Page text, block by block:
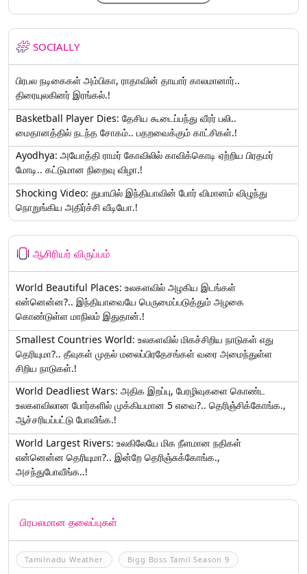
SOCIALLY
பிரபல நடிகைகள் அம்பிகா, ராதாவின் தாயார் காலமானார்..
திரையுலகினர் இரங்கல்.!
Basketball Player Dies: தேசிய கூடைப்பந்து வீரர் பலி..
மைதானத்தில் நடந்த சோகம்.. பதறவைக்கும் காட்சிகள்.!
Ayodhya: அயோத்தி ராமர் கோவிலில் காவிக்கொடி ஏற்றிய பிரதமர்
மோடி.. கட்டுமான நிறைவு விழா.!
Shocking Video: துபாயில் இந்தியாவின் போர் விமானம் விழுந்து
நொறுங்கிய அதிர்ச்சி வீடியோ.!
ஆசிரியர் விருப்பம்
World Beautiful Places: உலகளவில் அழகிய இடங்கள்
என்னென்ன?.. இந்தியாவையே பெருமைப்படுத்தும் அழகை
கொண்டுள்ள மாநிலம் இதுதான்.!
Smallest Countries World: உலகளவில் மிகச்சிறிய நாடுகள் எது
தெரியுமா?.. தீவுகள் முதல் மலைப்பிரதேசங்கள் வரை அமைந்துள்ள
சிறிய நாடுகள்.!
World Deadliest Wars: அதிக இறப்பு, பேரழிவுகளை கொண்ட
உலகளவிலான போர்களில் முக்கியமான 5 எவை?.. தெரிஞ்சிக்கோங்க.,
ஆச்சரியப்பட்டு போவீங்க.!
World Largest Rivers: உலகிலேயே மிக நீளமான நதிகள்
என்னென்ன தெரியுமா?.. இன்றே தெரிஞ்சுக்கோங்க.,
அசந்துபோவீங்க..!
பிரபலமான தலைப்புகள்
Tamilnadu Weather Bigg Boss Tamil Season 9